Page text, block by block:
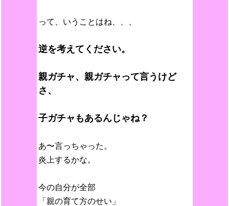
って、いうことはね、、、
逆を考えてください。
親ガチャ、親ガチャって言うけど
さ、
子ガチャもあるんじゃね？
あ〜言っちゃった。
炎上するかな。
今の自分が全部
「親の育て方のせい」